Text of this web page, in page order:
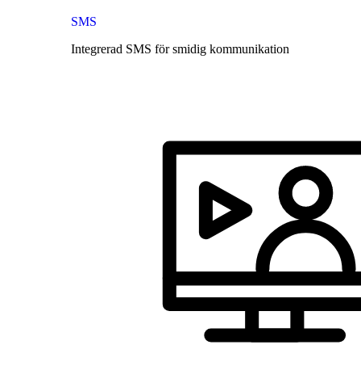
SMS
Integrerad SMS för smidig kommunikation